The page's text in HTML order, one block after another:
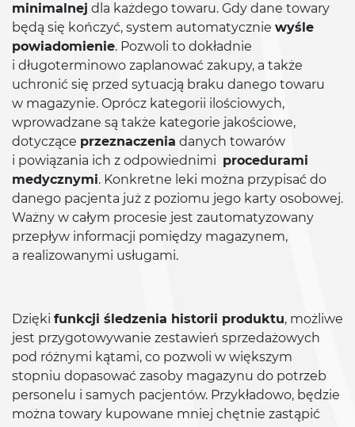
minimalnej dla każdego towaru. Gdy dane towary
będą się kończyć, system automatycznie wyśle
powiadomienie. Pozwoli to dokładnie
i długoterminowo zaplanować zakupy, a także
uchronić się przed sytuacją braku danego towaru
w magazynie. Oprócz kategorii ilościowych,
wprowadzane są także kategorie jakościowe,
dotyczące przeznaczenia danych towarów
i powiązania ich z odpowiednimi procedurami
medycznymi. Konkretne leki można przypisać do
danego pacjenta już z poziomu jego karty osobowej.
Ważny w całym procesie jest zautomatyzowany
przepływ informacji pomiędzy magazynem,
a realizowanymi usługami.
Dzięki funkcji śledzenia historii produktu, możliwe
jest przygotowywanie zestawień sprzedażowych
pod różnymi kątami, co pozwoli w większym
stopniu dopasować zasoby magazynu do potrzeb
personelu i samych pacjentów. Przykładowo, będzie
można towary kupowane mniej chętnie zastąpić